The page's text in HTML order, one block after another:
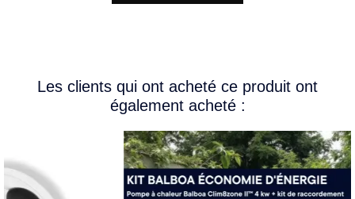
Les clients qui ont acheté ce produit ont
également acheté :